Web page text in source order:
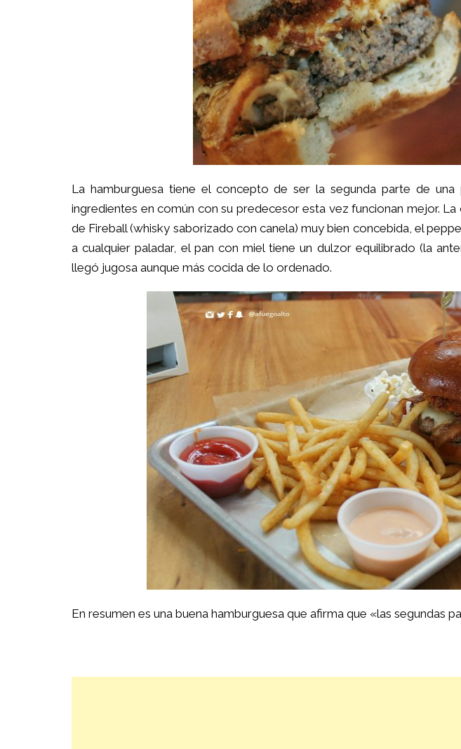
La hamburguesa tiene el concepto de ser la segunda parte de
ingredientes en común con su predecesor esta vez funcionan mejor.
de Fireball (whisky saborizado con canela) muy bien concebida, el
a cualquier paladar, el pan con miel tiene un dulzor equilibrado (la
llegó jugosa aunque más cocida de lo ordenado.
En resumen es una buena hamburguesa que afirma que «las segundas